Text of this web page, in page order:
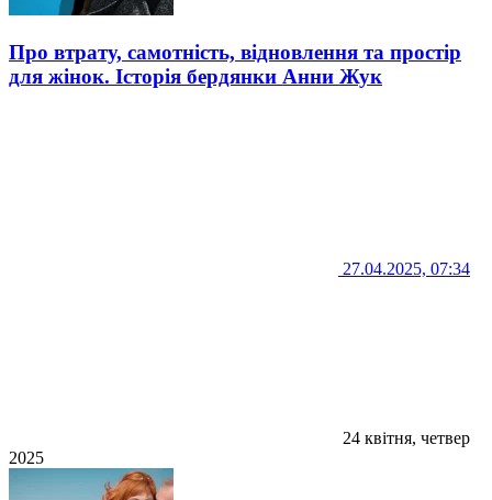
Про втрату, самотність, відновлення та простір
для жінок. Історія бердянки Анни Жук
27.04.2025, 07:34
24 квітня, четвер
2025